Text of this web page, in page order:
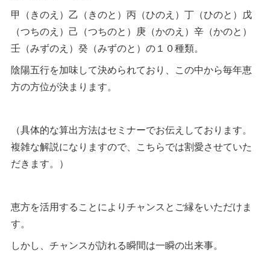
甲（きのえ）乙（きのと）丙（ひのえ）丁（ひのと）戊
（つちのえ）己（つちのと）庚（かのえ）辛（かのと）
壬（みずのえ）癸（みずのと）の１０種類。
陰陽五行を加味して決められており、この中から毎年恵
方の方位が決まります。
（具体的な算出方法はセミナーでお伝えしております。
複雑な解説になりますので、こちらでは割愛させていた
だきます。）
恵方を活用することによりチャンスとご縁をいただけま
す。
しかし、チャンスが訪れる瞬間は一瞬の出来事。